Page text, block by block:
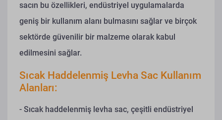
sacın bu özellikleri, endüstriyel uygulamalarda
geniş bir kullanım alanı bulmasını sağlar ve birçok
sektörde güvenilir bir malzeme olarak kabul
edilmesini sağlar.
Sıcak Haddelenmiş Levha Sac Kullanım
Alanları:
- Sıcak haddelenmiş levha sac, çeşitli endüstriyel